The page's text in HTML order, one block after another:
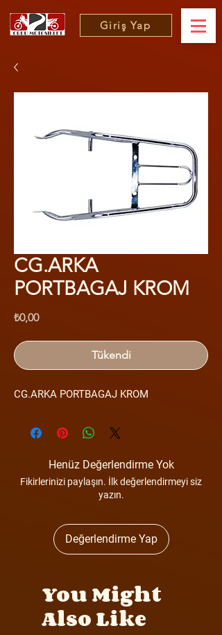
Giriş Yap
CG.ARKA
PORTBAGAJ KROM
₺0,00Fiyat
Tükendi
CG.ARKA PORTBAGAJ KROM
Henüz Değerlendirme Yok
Fikirlerinizi paylaşın. İlk değerlendirmeyi siz
yazın.
Değerlendirme Yap
You Might
Also Like